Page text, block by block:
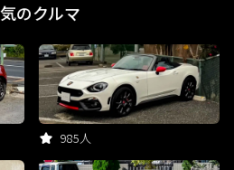
のクルマ
985人